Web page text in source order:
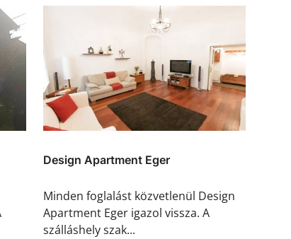
Design Apartment Eger
Minden foglalást közvetlenül Design
Apartment Eger igazol vissza. A
szálláshely szak...